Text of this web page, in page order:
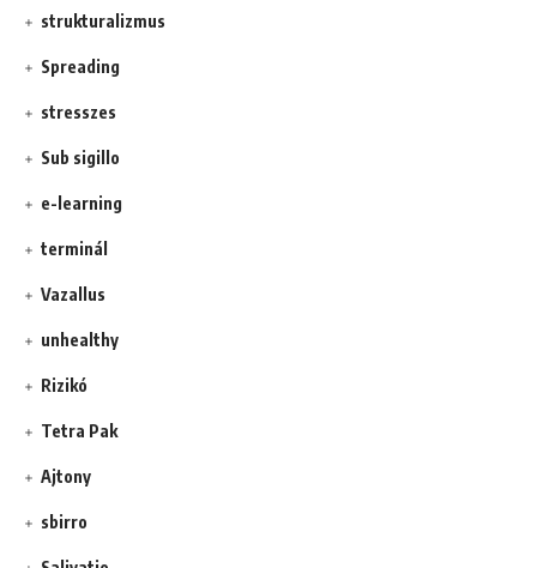
strukturalizmus
Spreading
stresszes
Sub sigillo
e-learning
terminál
Vazallus
unhealthy
Rizikó
Tetra Pak
Ajtony
sbirro